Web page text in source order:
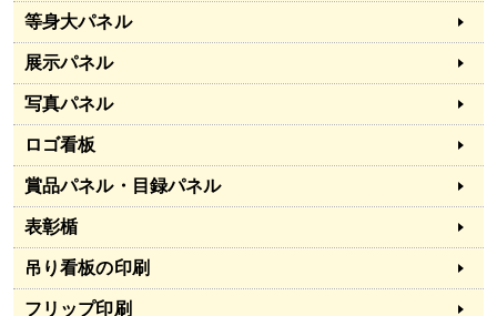
等身大パネル
展示パネル
写真パネル
ロゴ看板
賞品パネル・目録パネル
表彰楯
吊り看板の印刷
フリップ印刷